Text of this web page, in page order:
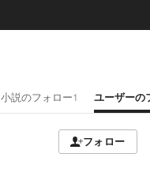
小説のフォロー1 ユーザーの
フォロー